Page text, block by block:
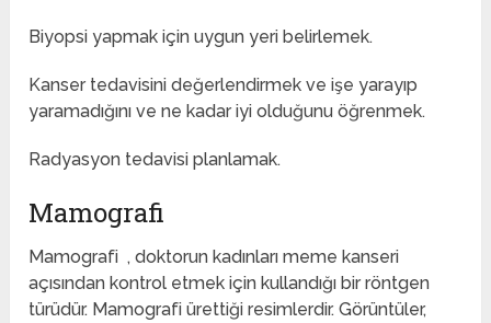
Biyopsi yapmak için uygun yeri belirlemek.
Kanser tedavisini değerlendirmek ve işe yarayıp
yaramadığını ve ne kadar iyi olduğunu öğrenmek.
Radyasyon tedavisi planlamak.
Mamografi
Mamografi , doktorun kadınları meme kanseri
açısından kontrol etmek için kullandığı bir röntgen
türüdür. Mamografi ürettiği resimlerdir. Görüntüler,